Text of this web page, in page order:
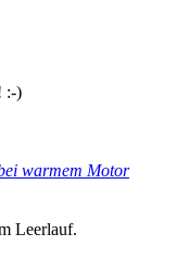
:-)
warmem Motor
Leerlauf.